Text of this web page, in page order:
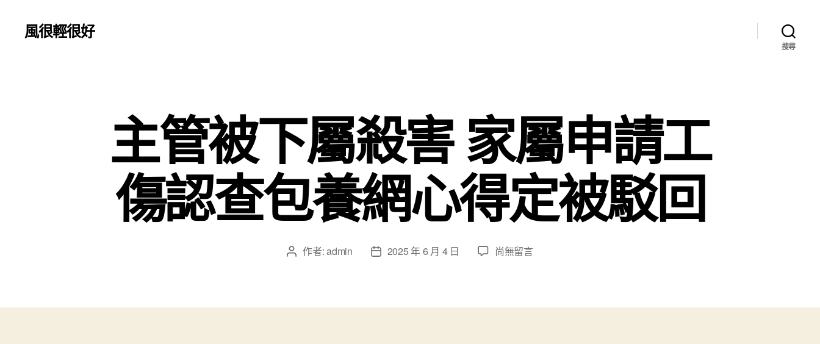
風很輕很好
搜尋
主管被下屬殺害 家屬申請工
傷認查包養網心得定被駁回
文 作者:admin
文
日
2025 年 6 月 4 日
在
下
尚無留言